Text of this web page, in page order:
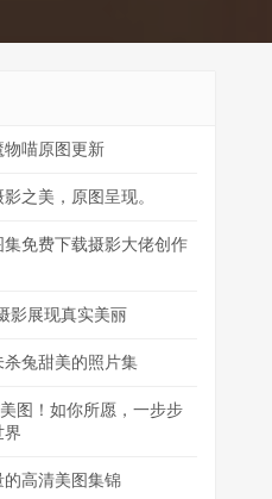
喵原图更新
之美，原图呈现。
免费下载摄影大佬创作
影展现真实美丽
兔甜美的照片集
图！如你所愿，一步步
界
高清美图集锦